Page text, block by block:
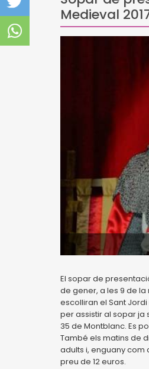
Medieval
El sopar de
de gener, a les 9 de
escolliran el Sant
per assistir al sopar ja
35 de Montblanc. Es
També els matins de
adults i, enguany com
preu de 12 euros.